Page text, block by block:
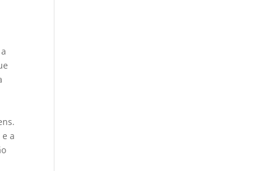
a